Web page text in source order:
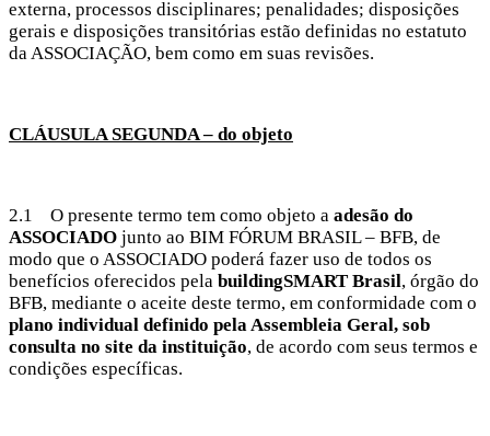
externa, processos disciplinares; penalidades; disposições
gerais e disposições transitórias estão definidas no estatuto
da ASSOCIAÇÃO, bem como em suas revisões.
CLÁUSULA SEGUNDA – do objeto
2.1 O presente termo tem como objeto a adesão do
ASSOCIADO junto ao BIM FÓRUM BRASIL – BFB, de
modo que o ASSOCIADO poderá fazer uso de todos os
benefícios oferecidos pela buildingSMART Brasil, órgão do
BFB, mediante o aceite deste termo, em conformidade com o
plano individual definido pela Assembleia Geral, sob
consulta no site da instituição, de acordo com seus termos e
condições específicas.